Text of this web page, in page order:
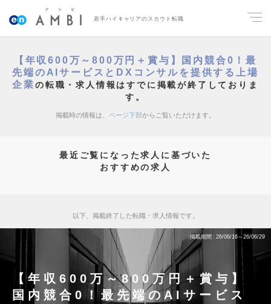
若手ハイキャリアのスカウト転職
【年収600万～800万円＋賞与】国内競合0！最
先端のAIサービスとDXコンサルを提供する上場
企業の転職・求人情報はすでに掲載が終了しておりま
す。
掲載時の情報は、 ページ下部からご覧いただけます。
最近ご覧になった求人に基づいた
おすすめの求人
以下、掲載終了した転職・求人情報です。
掲載期間 26/06/16～26/06/29
【年収600万～800万円＋賞与】
国内競合0！最先端のAIサービス